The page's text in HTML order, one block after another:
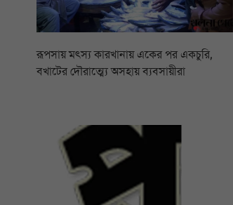
রূপসায় মৎস্য কারখানায় একের পর একচুরি,
বখাটের দৌরাত্ম্যে অসহায় ব্যবসায়ীরা